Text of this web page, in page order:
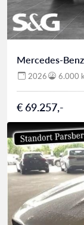
Mercedes-
2026 6.000
€ 69.257,-